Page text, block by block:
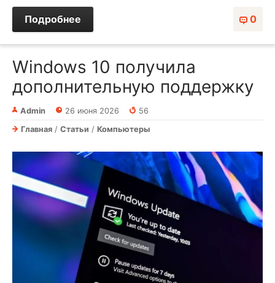
0
Подробнее
Windows 10 получила
дополнительную поддержку
Admin 26 июня 2026
56
Главная / Статьи / Компьютеры